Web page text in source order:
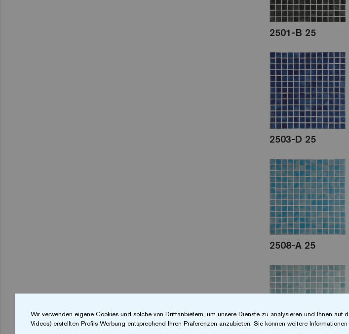
2501-B 25
2503-D 25
2508-A 25
Wir verwenden eigene Cookies und solche von Drittanbietern, um unsere Dienste zu analysieren und Ihnen
Videos) erstellten Profils Werbung entsprechend Ihren Präferenzen anzubieten. Sie können weitere